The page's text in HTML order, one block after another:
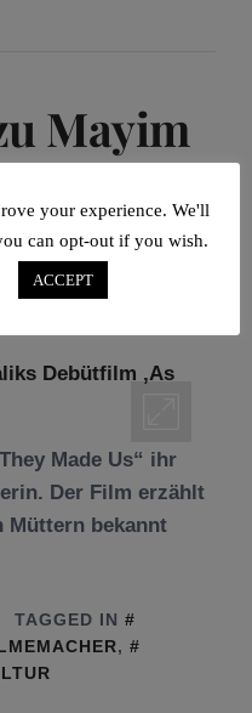
Mayim
‚As
ist da
SANDRA A.
Made Us“ ihr
Der Film erzählt
Müttern bekannt
TAGGED IN
,
your experience. We'll
can opt-out if you wish.
ACCEPT